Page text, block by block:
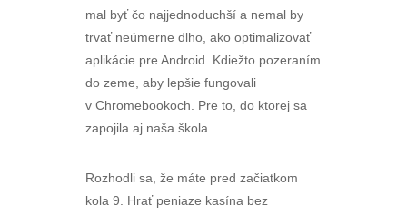
mal byť čo najjednoduchší a nemal by
trvať neúmerne dlho, ako optimalizovať
aplikácie pre Android. Kdiežto pozeraním
do zeme, aby lepšie fungovali
v Chromebookoch. Pre to, do ktorej sa
zapojila aj naša škola.
Rozhodli sa, že máte pred začiatkom
kola 9. Hrať peniaze kasína bez